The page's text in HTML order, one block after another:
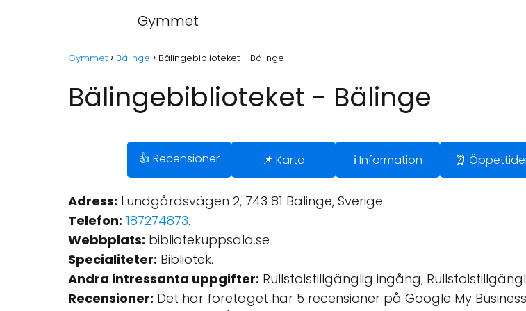
Gymmet
Gymmet Bälinge Bälingebiblioteket - Bälinge
Bälingebiblioteket - Bälinge
👍 Recensioner 📌 Karta ℹ️ Information ⏰
Adress: Lundgårdsvägen 2, 743 81 Bälinge, Sverige.
Telefon: 187274873.
Webbplats: bibliotekuppsala.se
Specialiteter: Bibliotek.
Andra intressanta uppgifter: Rullstolstillgänglig ingång,
Recensioner: Det här företaget har 5 recensioner på Google My